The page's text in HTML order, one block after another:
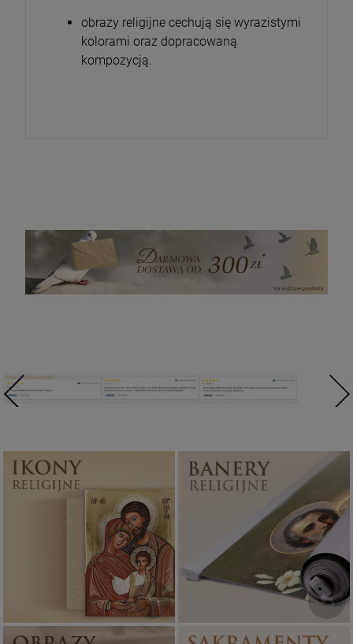
obrazy religijne cechują się wyrazistymi
kolorami oraz dopracowaną
kompozycją.
Ikony religijne
PONAD 400
WZORÓW
Banery religijne
ZOBACZ